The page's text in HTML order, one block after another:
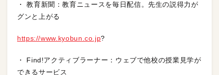
・ 教育新聞：教育ニュースを毎日配信。先生の説得力が
グンと上がる
https://www.kyobun.co.jp?
・ Find!アクティブラーナー：ウェブで他校の授業見学が
できるサービス